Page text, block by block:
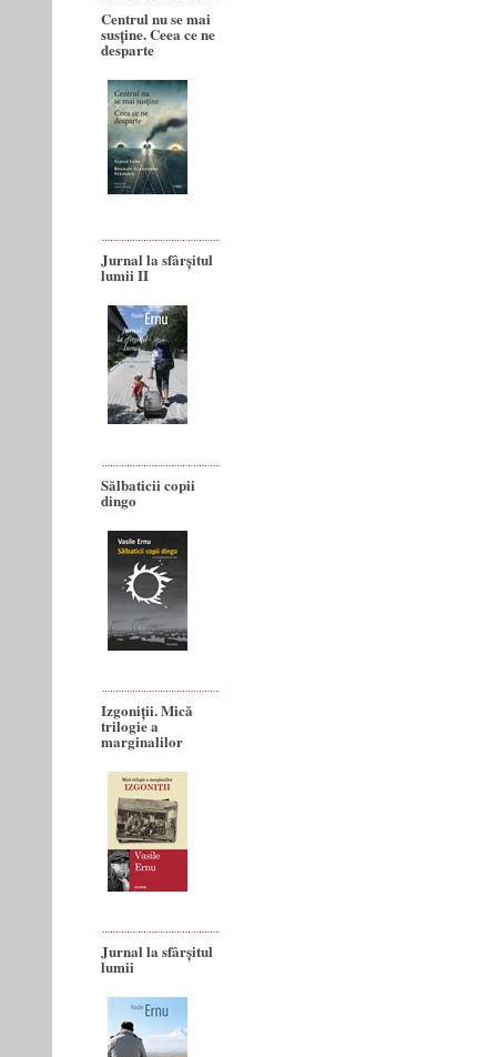
Centrul nu se mai
susține. Ceea ce ne
desparte
Jurnal la sfârșitul
lumii II
Sălbaticii copii
dingo
Izgoniții. Mică
trilogie a
marginalilor
Jurnal la sfârșitul
lumii